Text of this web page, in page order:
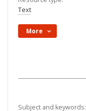
Text
More
Subject and keywords: